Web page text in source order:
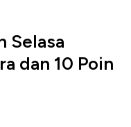
Selasa
dan 10 Poin